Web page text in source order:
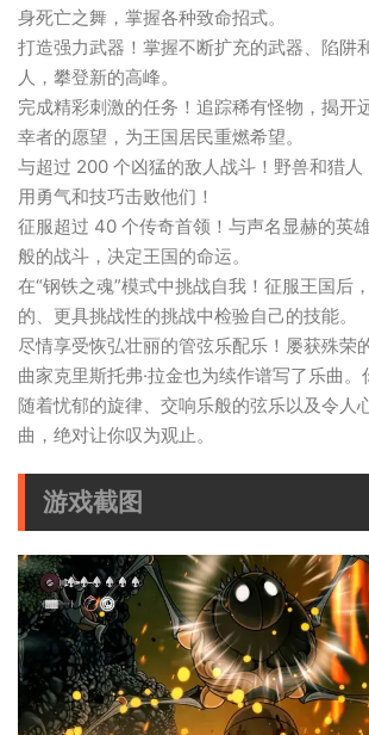
身死亡之舞，掌握各种致命招式。
打造强力武器！掌握不断扩充的武器、陷阱
人，攀登新的高峰。
完成精彩刺激的任务！追踪稀有怪物，揭开
幸者的愿望，为王国居民重燃希望。
与超过 200 个凶猛的敌人战斗！野兽和猎
用勇气和技巧击败他们！
征服超过 40 个传奇首领！与声名显赫的英
般的战斗，决定王国的命运。
在“钢铁之魂”模式中挑战自我！征服王国后
的、更具挑战性的挑战中检验自己的技能。
尽情享受恢弘壮丽的管弦乐配乐！屡获殊荣
曲家克里斯托弗·拉金也为续作谱写了乐曲
随着忧郁的旋律、交响乐般的弦乐以及令人
曲，绝对让你叹为观止。
游戏截图